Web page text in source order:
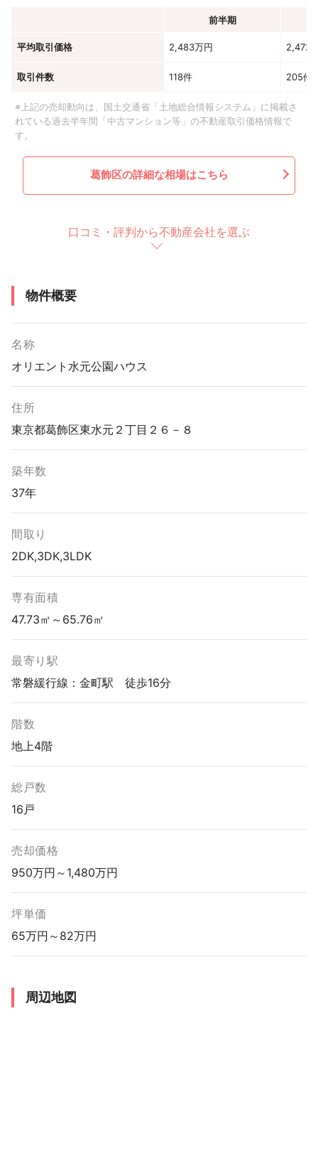
前半期
平均取引価格 2,483万円 2,472
取引件数 118件 205件
※上記の売却動向は、国土交通省「土地総合情報システム」に掲載さ
れている過去半年間「中古マンション等」の不動産取引価格情報で
す。
葛飾区の詳細な相場はこちら
口コミ・評判から不動産会社を選ぶ
物件概要
名称
オリエント水元公園ハウス
住所
東京都葛飾区東水元２丁目２６－８
築年数
37年
間取り
2DK,3DK,3LDK
専有面積
47.73㎡～65.76㎡
最寄り駅
常磐緩行線：金町駅 徒歩16分
階数
地上4階
総戸数
16戸
売却価格
950万円～1,480万円
坪単価
65万円～82万円
周辺地図